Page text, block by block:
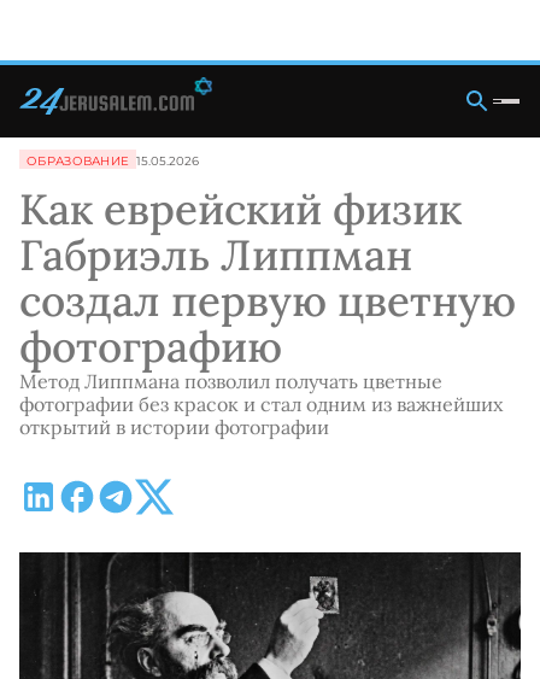
ОБРАЗОВАНИЕ 15.05.2026
Как еврейский физик
Габриэль Липпман
создал первую цветную
фотографию
Метод Липпмана позволил получать цветные
фотографии без красок и стал одним из важнейших
открытий в истории фотографии